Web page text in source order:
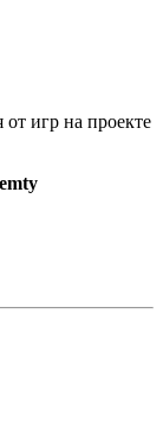
от игр на проекте